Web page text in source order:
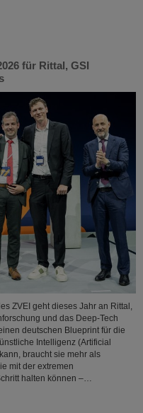
für Rittal, GSI
ZVEI geht dieses Jahr an Rittal,
und das Deep-Tech
deutschen Blueprint für die
Intelligenz (Artificial
braucht sie mehr als
mit der extremen
halten können –…